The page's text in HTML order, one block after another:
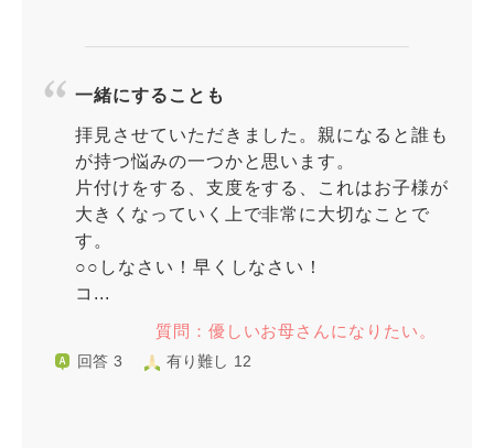
一緒にすることも
拝見させていただきました。親になると誰も
が持つ悩みの一つかと思います。
片付けをする、支度をする、これはお子様が
大きくなっていく上で非常に大切なことで
す。
○○しなさい！早くしなさい！
コ...
質問：優しいお母さんになりたい。
回答 3 有り難し 12